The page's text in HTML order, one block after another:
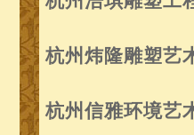
杭州炜隆雕塑艺
杭州信雅环境艺